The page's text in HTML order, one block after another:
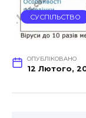
СУСПІЛЬСТВО
ОПУБЛІКОВАНО
12 Лютого,